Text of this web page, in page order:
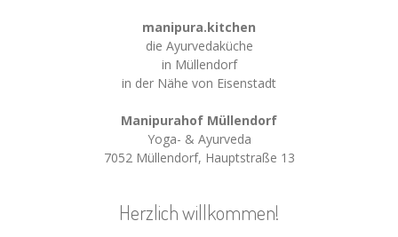
manipura.kitchen
die Ayurvedaküche
in Müllendorf
in der Nähe von Eisenstadt
Manipurahof Müllendorf
Yoga- & Ayurveda
7052 Müllendorf, Hauptstraße 13
Herzlich willkommen!